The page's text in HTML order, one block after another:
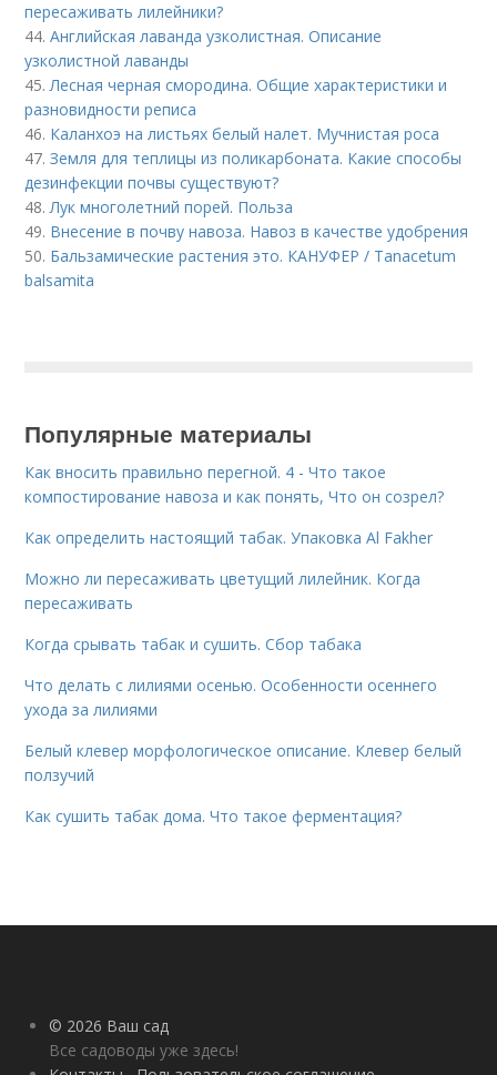
пересаживать лилейники?
44.Английская лаванда узколистная. Описание
узколистной лаванды
45.Лесная черная смородина. Общие характеристики и
разновидности реписа
46. Каланхоэ на листьях белый налет. Мучнистая роса
47.Земля для теплицы из поликарбоната. Какие способы
дезинфекции почвы существуют?
48.Лук многолетний порей. Польза
49. Внесение в почву навоза. Навоз в качестве удобрения
50. Бальзамические растения это. КАНУФЕР / Tanacetum
balsamita
Популярные материалы
Как вносить правильно перегной. 4 - Что такое
компостирование навоза и как понять, Что он созрел?
Как определить настоящий табак. Упаковка Al Fakher
Можно ли пересаживать цветущий лилейник. Когда
пересаживать
Когда срывать табак и сушить. Сбор табака
Что делать с лилиями осенью. Особенности осеннего
ухода за лилиями
Белый клевер морфологическое описание. Клевер белый
ползучий
Как сушить табак дома. Что такое ферментация?
© 2026 Ваш сад
Все садоводы уже здесь!